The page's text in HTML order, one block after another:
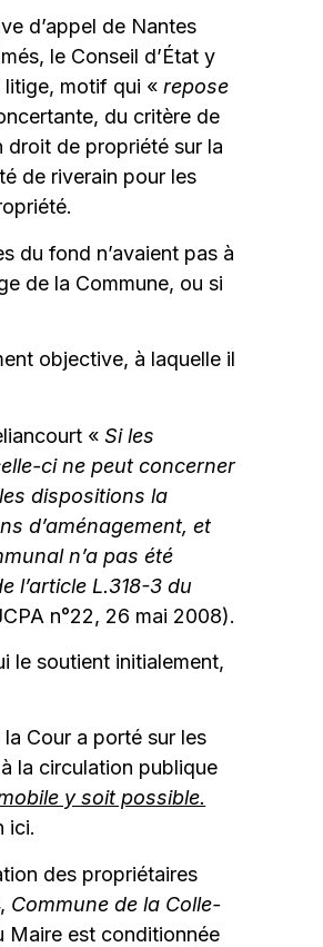
d’appel de Nantes
le Conseil d’État y
litige, motif qui « repose
du critère de
droit de propriété sur la
de riverain pour les
du fond n’avaient pas à
de la Commune, ou si
objective, à laquelle il
«Si les
ci ne peut concerner
dispositions la
d’aménagement, et
n’a pas été
l’article L.318-3 du
n°22, 26 mai 2008).
le soutient initialement,
Cour a porté sur les
la circulation publique
y soit possible.
ici.
des propriétaires
Commune de la Colle-
Maire est conditionnée